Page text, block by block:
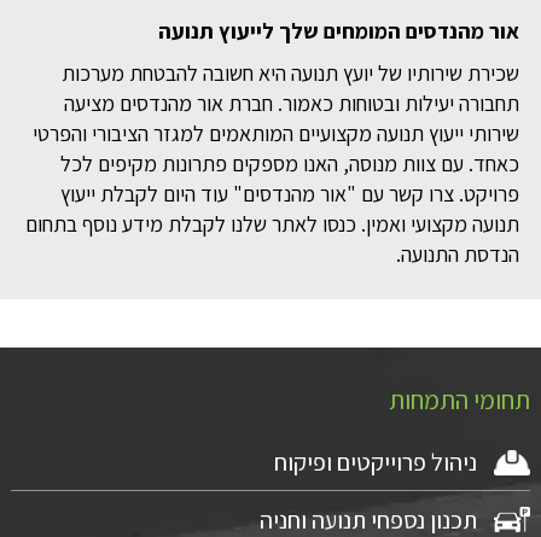
אור מהנדסים המומחים שלך לייעוץ תנועה
שכירת שירותיו של יועץ תנועה היא חשובה להבטחת מערכות
תחבורה יעילות ובטוחות כאמור. חברת אור מהנדסים מציעה
שירותי ייעוץ תנועה מקצועיים המותאמים למגזר הציבורי והפרטי
כאחד. עם צוות מנוסה, האנו מספקים פתרונות מקיפים לכל
פרויקט. צרו קשר עם "אור מהנדסים" עוד היום לקבלת ייעוץ
תנועה מקצועי ואמין. כנסו לאתר שלנו לקבלת מידע נוסף בתחום
הנדסת התנועה.
תחומי התמחות
ניהול פרוייקטים ופיקוח
תכנון נספחי תנועה וחניה